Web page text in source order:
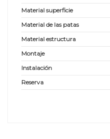
Material superficie
Material de las patas
Material estructura
Montaje
Instalación
Reserva